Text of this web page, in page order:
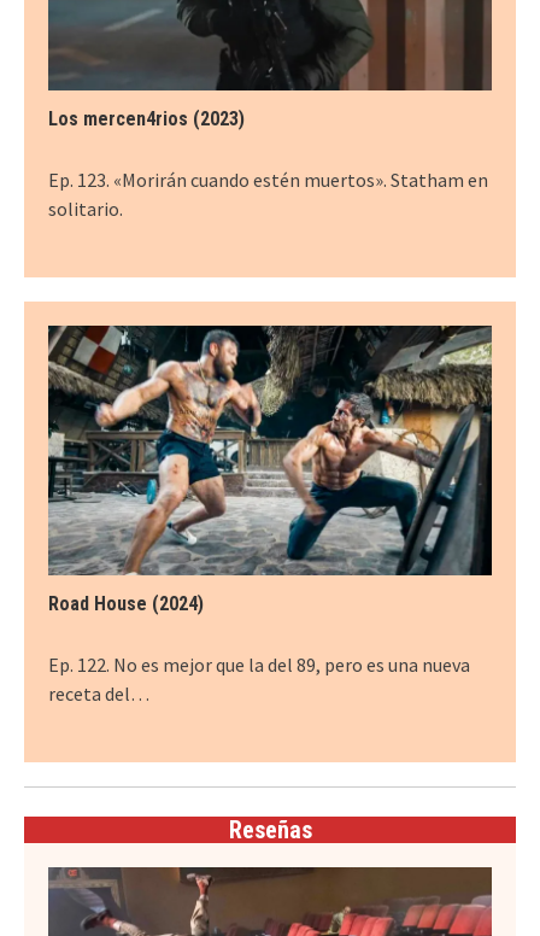
Los mercen4rios (2023)
Ep. 123. «Morirán cuando estén muertos». Statham en
solitario.
Road House (2024)
Ep. 122. No es mejor que la del 89, pero es una nueva
receta del…
Reseñas